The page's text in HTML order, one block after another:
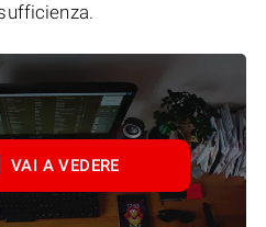
VAI A VEDERE